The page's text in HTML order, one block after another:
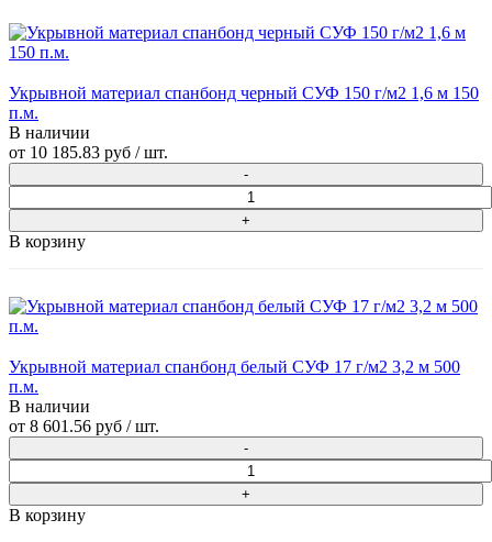
Укрывной материал спанбонд черный СУФ 150 г/м2 1,6 м 150
п.м.
В наличии
от 10 185.83 руб / шт.
В корзину
Укрывной материал спанбонд белый СУФ 17 г/м2 3,2 м 500
п.м.
В наличии
от 8 601.56 руб / шт.
В корзину